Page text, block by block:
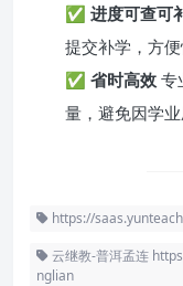
✅ 进度可查可
提交补学，方
✅ 省时高效 专
量，避免因学业
https://
云继教-普洱孟连
nglian